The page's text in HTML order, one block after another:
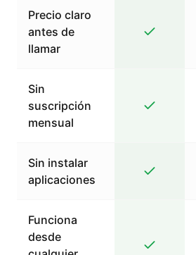
Precio claro
antes de
llamar
Sin
suscripción
mensual
Sin instalar
aplicaciones
Funciona
desde